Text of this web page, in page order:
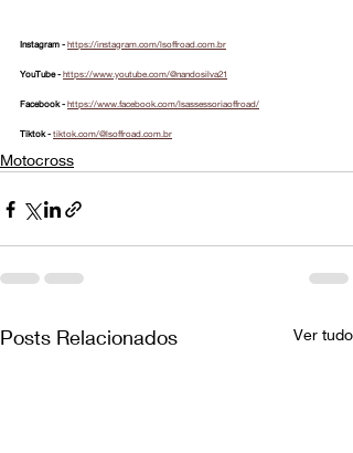
Instagram - https://instagram.com/lsoffroad.com.br
YouTube - https://www.youtube.com/@nandosilva21
Facebook - https://www.facebook.com/lsassessoriaoffroad/
Tiktok - tiktok.com/@lsoffroad.com.br
Motocross
Posts Relacionados Ver tudo